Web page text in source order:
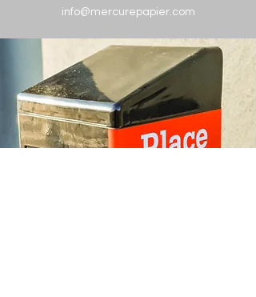
info@mercurepapier.com